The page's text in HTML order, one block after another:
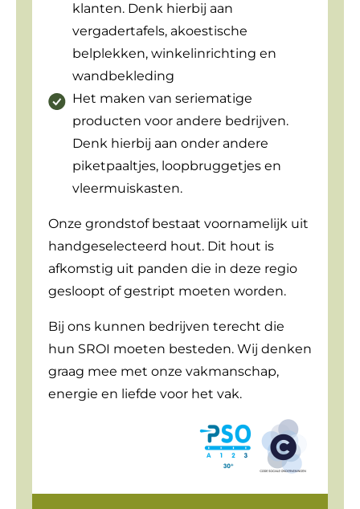
klanten. Denk hierbij aan
vergadertafels, akoestische
belplekken, winkelinrichting en
wandbekleding
Het maken van seriematige
producten voor andere bedrijven.
Denk hierbij aan onder andere
piketpaaltjes, loopbruggetjes en
vleermuiskasten.
Onze grondstof bestaat voornamelijk uit
handgeselecteerd hout. Dit hout is
afkomstig uit panden die in deze regio
gesloopt of gestript moeten worden.
Bij ons kunnen bedrijven terecht die
hun SROI moeten besteden. Wij denken
graag mee met onze vakmanschap,
energie en liefde voor het vak.